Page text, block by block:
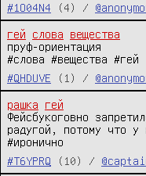
#1O04N4
(4) /
гей слова
вещества
пруф-ориентация
#слова #вещества #гей
#QHDUVE
(1) /
рашка
гей
Фейсбукоговно
радугой, потому что
#иронично
#T6YPRQ
(10) /